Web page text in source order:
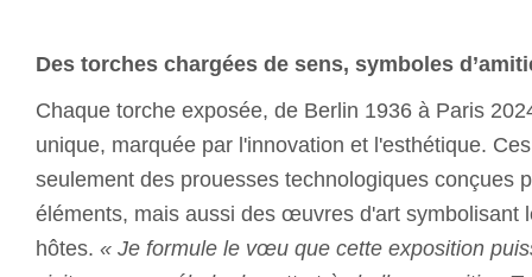
Des torches chargées de sens, symboles
Chaque torche exposée, de Berlin 1936 à Paris
unique, marquée par l'innovation et l'esthétique.
seulement des prouesses technologiques conçues
éléments, mais aussi des œuvres d'art symbolisant
hôtes. « Je formule le vœu que cette exposition